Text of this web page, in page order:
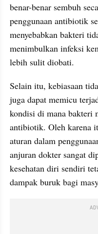
benar-benar sembuh
penggunaan antibiotik
menyebabkan bakteri
menimbulkan infeksi
lebih sulit diobati.
Selain itu, kebiasaan
juga dapat memicu
kondisi di mana bakteri
antibiotik. Oleh karena
aturan dalam
anjuran dokter sangat
kesehatan diri sendiri
dampak buruk bagi